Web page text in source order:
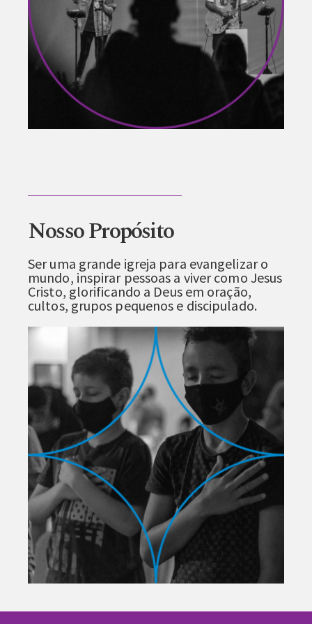
Nosso Propósito
Ser uma grande igreja para evangelizar o
mundo, inspirar pessoas a viver como Jesus
Cristo, glorificando a Deus em oração,
cultos, grupos pequenos e discipulado.